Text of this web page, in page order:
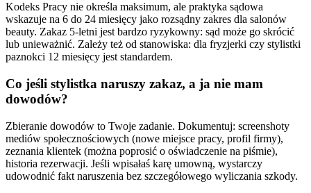
Kodeks Pracy nie określa maksimum, ale praktyka sądowa
wskazuje na 6 do 24 miesięcy jako rozsądny zakres dla salonów
beauty. Zakaz 5-letni jest bardzo ryzykowny: sąd może go skrócić
lub unieważnić. Zależy też od stanowiska: dla fryzjerki czy stylistki
paznokci 12 miesięcy jest standardem.
Co jeśli stylistka naruszy zakaz, a ja nie mam
dowodów?
Zbieranie dowodów to Twoje zadanie. Dokumentuj: screenshoty
mediów społecznościowych (nowe miejsce pracy, profil firmy),
zeznania klientek (można poprosić o oświadczenie na piśmie),
historia rezerwacji. Jeśli wpisałaś karę umowną, wystarczy
udowodnić fakt naruszenia bez szczegółowego wyliczania szkody.